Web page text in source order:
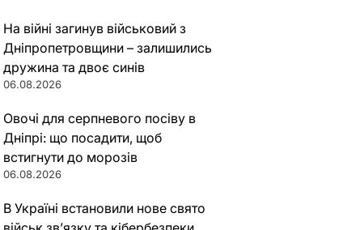
На війні загинув військовий з
Дніпропетровщини – залишились
дружина та двоє синів
06.08.2026
Овочі для серпневого посіву в
Дніпрі: що посадити, щоб
встигнути до морозів
06.08.2026
В Україні встановили нове свято